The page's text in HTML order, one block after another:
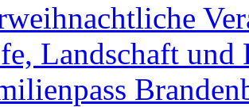
Landschaft und